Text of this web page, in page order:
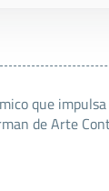
que
de Arte